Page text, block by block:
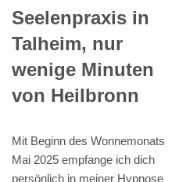
Seelenpraxis in
Talheim, nur
wenige Minuten
von Heilbronn
Mit Beginn des Wonnemonats
Mai 2025 empfange ich dich
persönlich in meiner Hypnose